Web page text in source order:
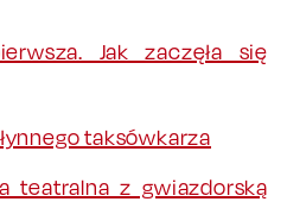
Jak zaczęła się
taksówkarza
teatralna z gwiazdorską